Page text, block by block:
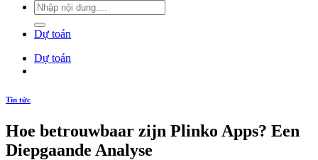
Dự toán
Dự toán
Tin tức
Hoe betrouwbaar zijn Plinko Apps? Een
Diepgaande Analyse